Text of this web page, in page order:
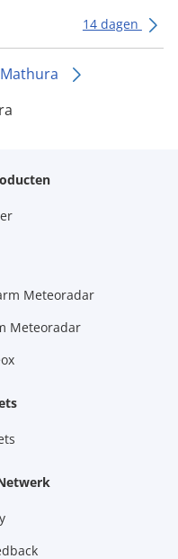
14 dagen
Mathura
Meteoradar
Meteoradar